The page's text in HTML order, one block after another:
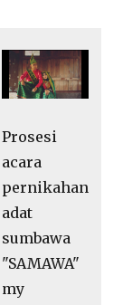
Prosesi
acara
pernikahan
adat
sumbawa
"SAMAWA"
my